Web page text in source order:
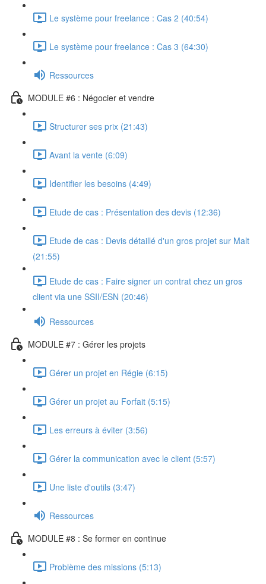
Le système pour freelance : Cas 2 (40:54)
Le système pour freelance : Cas 3 (64:30)
Ressources
MODULE #6 : Négocier et vendre
Structurer ses prix (21:43)
Avant la vente (6:09)
Identifier les besoins (4:49)
Etude de cas : Présentation des devis (12:36)
Etude de cas : Devis détaillé d'un gros projet sur Malt
(21:55)
Etude de cas : Faire signer un contrat chez un gros
client via une SSII/ESN (20:46)
Ressources
MODULE #7 : Gérer les projets
Gérer un projet en Régie (6:15)
Gérer un projet au Forfait (5:15)
Les erreurs à éviter (3:56)
Gérer la communication avec le client (5:57)
Une liste d'outils (3:47)
Ressources
MODULE #8 : Se former en continue
Problème des missions (5:13)